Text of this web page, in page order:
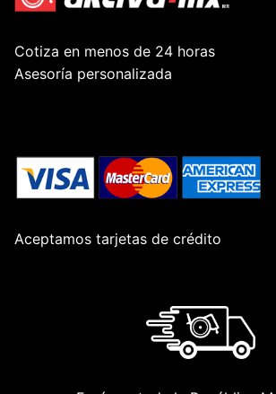
Cotiza en menos de 24 horas
Asesoría personalizada
Aceptamos tarjetas de crédito